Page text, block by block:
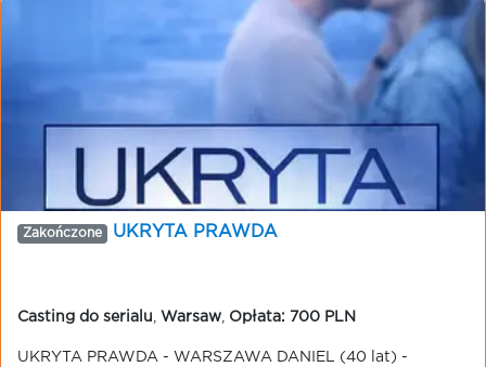
Zakończone UKRYTA PRAWDA
Casting do serialu Warsaw Opłata: 700 PLN
UKRYTA PRAWDA - WARSZAWA DANIEL (40 lat) -